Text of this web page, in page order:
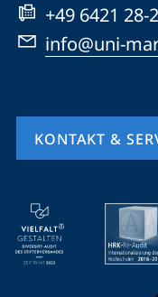
+49 6421 28-
info@uni-
KONTAKT &
Mobile-
Service-
Navigation